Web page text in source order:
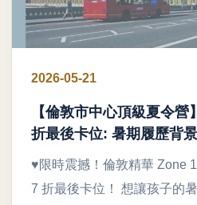
2026-05-21
【倫敦市中心頂級夏令
折最後卡位: 暑期履歷背
♥限時震撼！倫敦精華 Zone
7 折最後卡位！ 想讓孩子的